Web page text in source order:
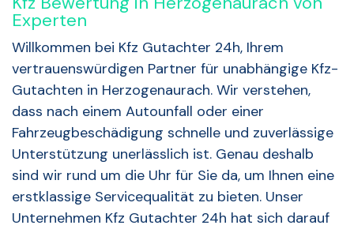
Experten
Willkommen bei Kfz Gutachter 24h, Ihrem
vertrauenswürdigen Partner für unabhängige Kfz-
Gutachten in Herzogenaurach. Wir verstehen,
dass nach einem Autounfall oder einer
Fahrzeugbeschädigung schnelle und zuverlässige
Unterstützung unerlässlich ist. Genau deshalb
sind wir rund um die Uhr für Sie da, um Ihnen eine
erstklassige Servicequalität zu bieten. Unser
Unternehmen Kfz Gutachter 24h hat sich darauf